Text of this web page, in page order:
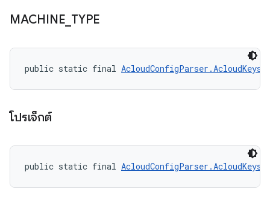
MACHINE TYPE
public static final AcloudConfigParser.AcloudKeys
โปรเจ็กต์
public static final AcloudConfigParser.AcloudKeys